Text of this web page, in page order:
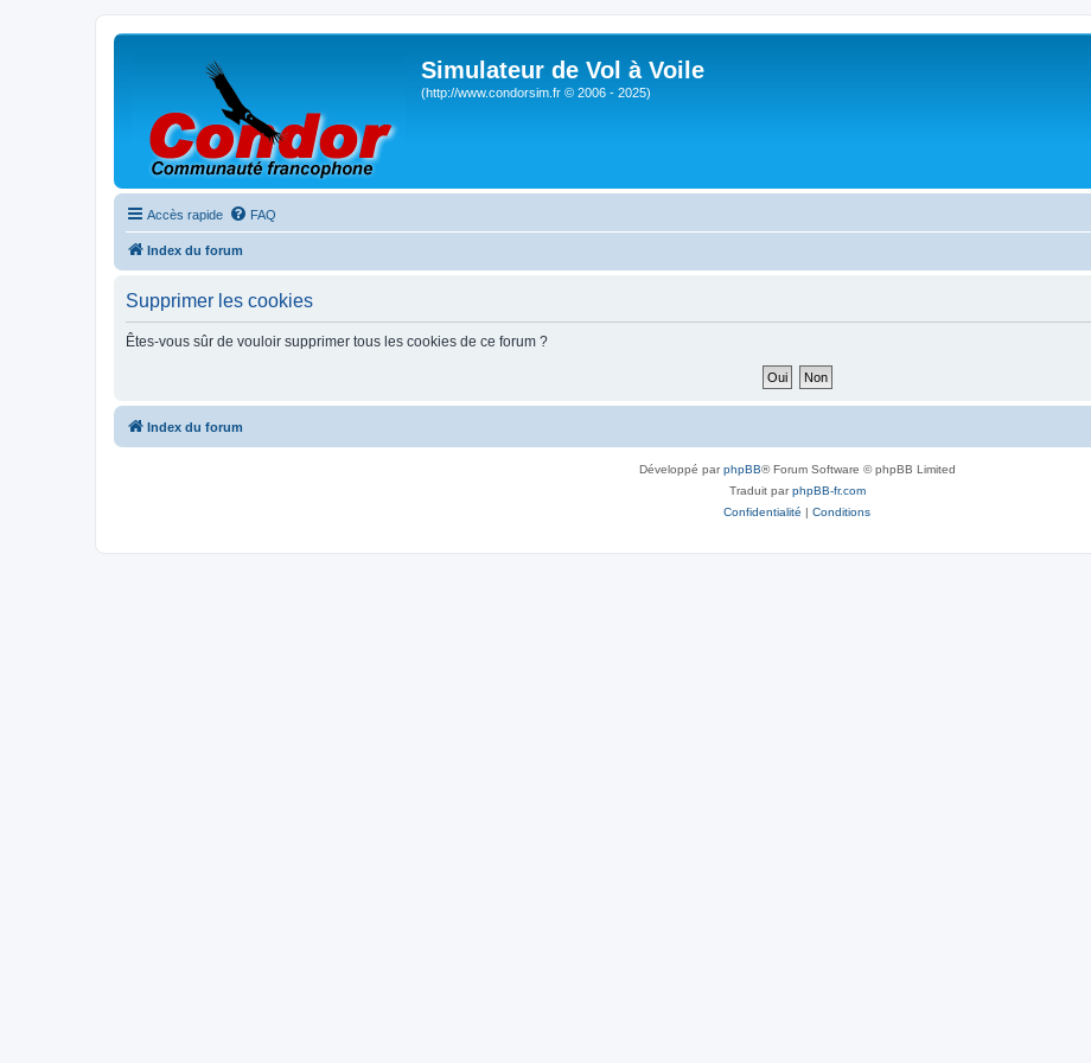
Simulateur de Vol à Voile
(http://www.condorsim.fr © 2006 - 2025)
Accès rapide FAQ
Index du forum
Supprimer les cookies
Êtes-vous sûr de vouloir supprimer tous les cookies de ce forum ?
Index du forum
Développé parphpBB® Forum Software © phpBB Limited
Traduit parphpBB-fr.com
Confidentialité | Conditions